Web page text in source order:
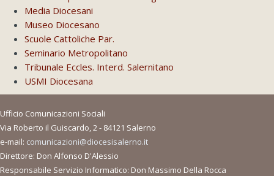
Media Diocesani
Museo Diocesano
Scuole Cattoliche Par.
Seminario Metropolitano
Tribunale Eccles. Interd. Salernitano
USMI Diocesana
Ufficio Comunicazioni Sociali
Via Roberto il Guiscardo, 2 - 84121 Salerno
e-mail: comunicazioni@diocesisalerno.it
Direttore: Don Alfonso D'Alessio
Responsabile Servizio Informatico: Don Massimo Della Rocca